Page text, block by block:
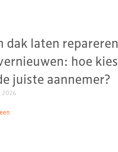
dak laten repareren
hoe kies
juiste aannemer?
2026